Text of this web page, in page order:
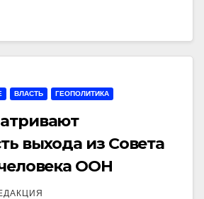
ВЛАСТЬ ГЕОПОЛИТИКА
выхода из Совета
ООН